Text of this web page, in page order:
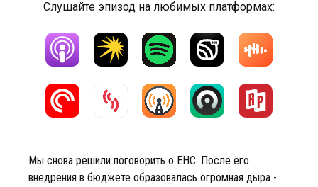
Слушайте эпизод на любимых платформах:
Мы снова решили поговорить о ЕНС. После его
внедрения в бюджете образовалась огромная дыра -